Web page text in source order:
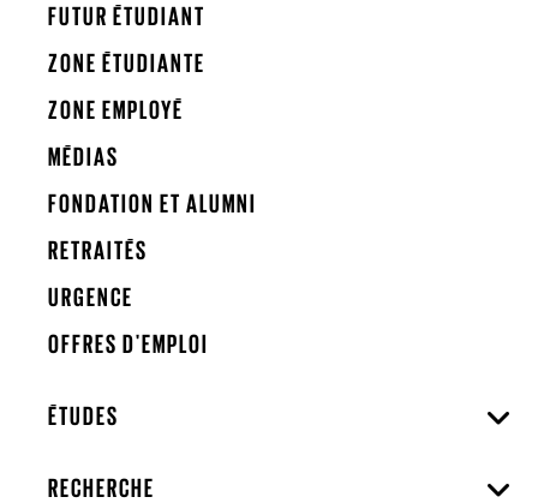
FUTUR ÉTUDIANT
ZONE ÉTUDIANTE
ZONE EMPLOYÉ
MÉDIAS
FONDATION ET ALUMNI
RETRAITÉS
URGENCE
OFFRES D'EMPLOI
ÉTUDES
RECHERCHE